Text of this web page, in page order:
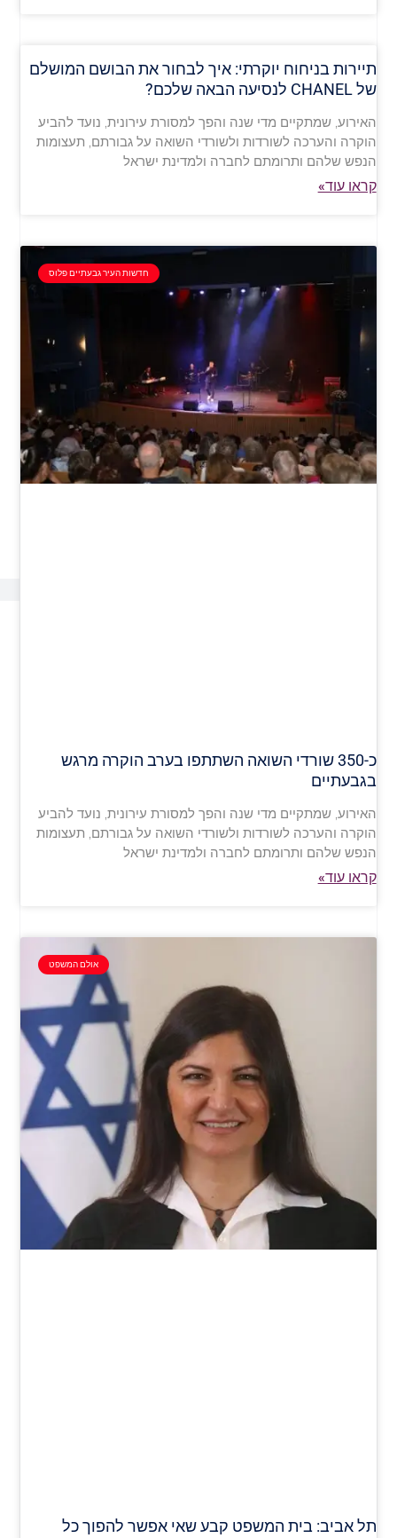
תיירות בניחוח יוקרתי: איך לבחור את הבושם המושלם
של CHANEL לנסיעה הבאה שלכם?
האירוע, שמתקיים מדי שנה והפך למסורת עירונית, נועד להביע
הוקרה והערכה לשורדות ולשורדי השואה על גבורתם, תעצומות
הנפש שלהם ותרומתם לחברה ולמדינת ישראל
קראו עוד»
חדשות העיר גבעתיים פלוס
כ-350 שורדי השואה השתתפו בערב הוקרה מרגש
בגבעתיים
האירוע, שמתקיים מדי שנה והפך למסורת עירונית, נועד להביע
הוקרה והערכה לשורדות ולשורדי השואה על גבורתם, תעצומות
הנפש שלהם ותרומתם לחברה ולמדינת ישראל
קראו עוד»
אולם המשפט
תל אביב: בית המשפט קבע שאי אפשר להפוך כל